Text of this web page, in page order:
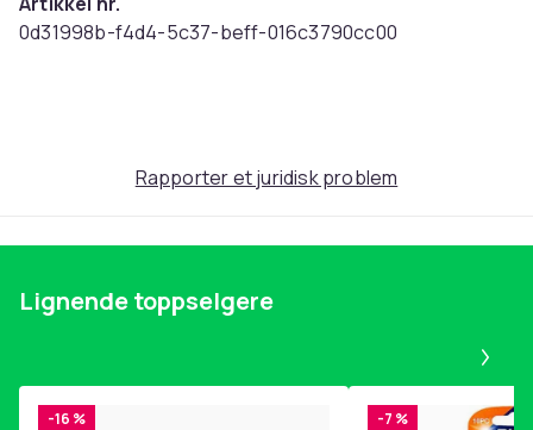
0d31998b-f4d4-5c37-beff-016c3790cc00
Rapporter et juridisk problem
Lignende toppselgere
-16 % -7 %